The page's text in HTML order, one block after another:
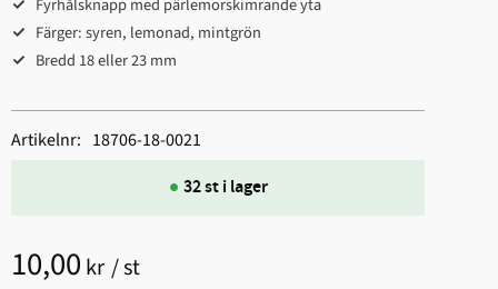
Färger: syren, lemonad, mintgrön
Bredd 18 eller 23 mm
10,00 kr /st
32 st i lager
Artikelnr 18706-18-0021